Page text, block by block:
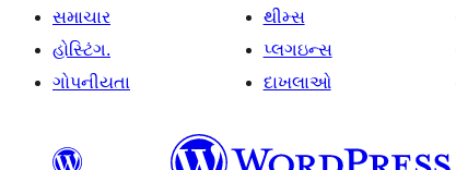
સમાચાર
હોસ્ટિંગ.
ગોપનીયતા
થીમ્સ
પ્લગઇન્સ
દાખલાઓ